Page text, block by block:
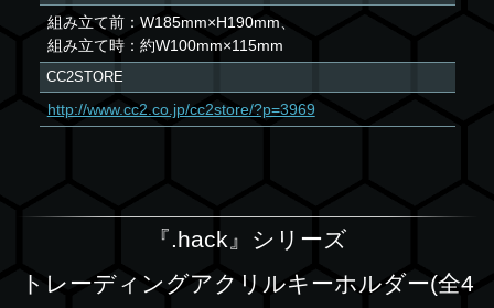
組み立て前：W185mm×H190mm、
組み立て時：約W100mm×115mm
CC2STORE
http://www.cc2.co.jp/cc2store/?p=3969
『.hack』シリーズ
トレーディングアクリルキーホルダー(全4